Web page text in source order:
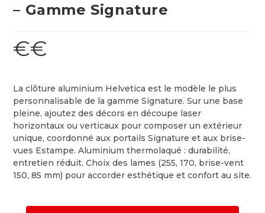
– Gamme Signature
€€
La clôture aluminium Helvetica est le modèle le plus
personnalisable de la gamme Signature. Sur une base
pleine, ajoutez des décors en découpe laser
horizontaux ou verticaux pour composer un extérieur
unique, coordonné aux portails Signature et aux brise-
vues Estampe. Aluminium thermolaqué : durabilité,
entretien réduit. Choix des lames (255, 170, brise-vent
150, 85 mm) pour accorder esthétique et confort au site.